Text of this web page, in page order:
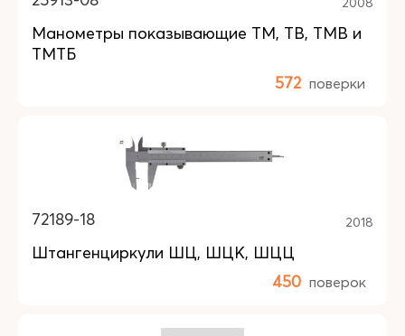
Манометры показывающие ТМ, ТВ, ТМВ и
ТМТБ
572 поверки
72189-18 2018
Штангенциркули ШЦ, ШЦК, ШЦЦ
450 поверок